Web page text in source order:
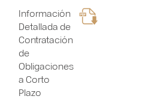
Información
Detallada de
Contratación
de
Obligaciones
a Corto
Plazo